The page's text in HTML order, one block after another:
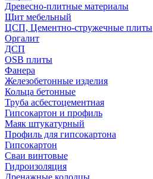
Древесно-плитные материалы
Щит мебельный
ЦСП, Цементно-стружечные плиты
Оргалит
ДСП
OSB плиты
Фанера
Железобетонные изделия
Кольца бетонные
Труба асбестоцементная
Гипсокартон и профиль
Маяк штукатурный
Профиль для гипсокартона
Гипсокартон
Сваи винтовые
Гидроизоляция
Дренажные колодцы